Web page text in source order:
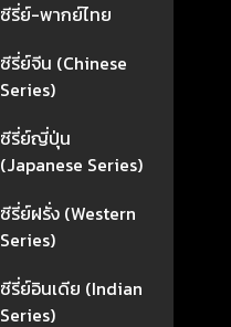
ซีรี่ย์-พากย์ไทย
ซีรี่ย์จีน (Chinese
Series)
ซีรี่ย์ญี่ปุ่น
(Japanese Series)
ซีรี่ย์ฝรั่ง (Western
Series)
ซีรี่ย์อินเดีย (Indian
Series)